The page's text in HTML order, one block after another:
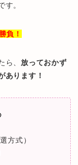
す。
負！
ら、放っておかず
あります！
方式）